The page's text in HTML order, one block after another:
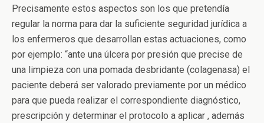
Precisamente estos aspectos son los que pretendía
regular la norma para dar la suficiente seguridad jurídica a
los enfermeros que desarrollan estas actuaciones, como
por ejemplo: “ante una úlcera por presión que precise de
una limpieza con una pomada desbridante (colagenasa) el
paciente deberá ser valorado previamente por un médico
para que pueda realizar el correspondiente diagnóstico,
prescripción y determinar el protocolo a aplicar , además